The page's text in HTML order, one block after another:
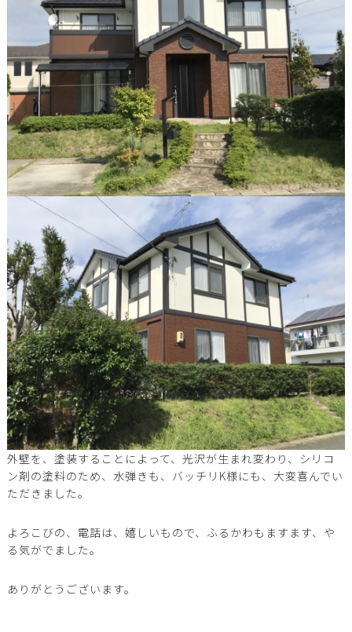
外壁を、塗装することによって、光沢が生まれ変わり、シリコ
ン剤の塗料のため、水弾きも、バッチリK様にも、大変喜んでい
ただきました。
よろこびの、電話は、嬉しいもので、ふるかわもますます、や
る気がでました。
ありがとうございます。